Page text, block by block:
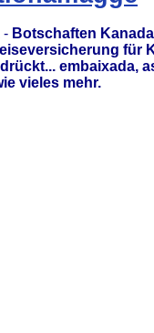
- Botschaften Kanada
für
vieles mehr.